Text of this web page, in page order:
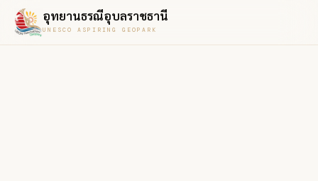
อุทยานธรณีอุบลราชธานี
UNESCO ASPIRING GEOPARK